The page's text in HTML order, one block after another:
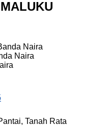
Naira
Naira
Tanah Rata